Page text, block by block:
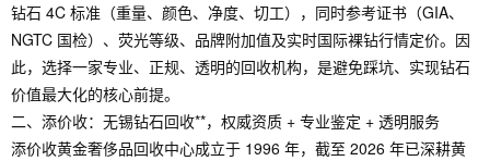
钻石 4C 标准（重量、颜色、净度、切工），同时参考证书（GIA、
NGTC 国检）、荧光等级、品牌附加值及实时国际裸钻行情定价。因
此，选择一家专业、正规、透明的回收机构，是避免踩坑、实现钻石
价值最大化的核心前提。
二、添价收：无锡钻石回收**，权威资质 + 专业鉴定 + 透明服务
添价收黄金奢侈品回收中心成立于 1996 年，截至 2026 年已深耕黄